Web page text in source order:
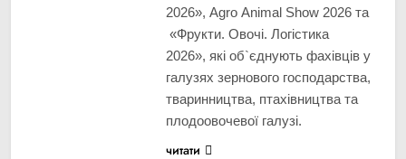
2026», Agro Animal Show 2026 та
«Фрукти. Овочі. Логістика
2026», які об`єднують фахівців у
галузях зернового господарства,
тваринництва, птахівництва та
плодоовочевої галузі.
читати